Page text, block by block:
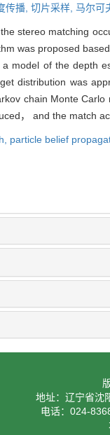
传播, 切片采样, 马尔可
stereo matching
was proposed
model of the depth
distribution was
chain Monte
， and the match
particle belief
地址：辽宁省沈
电话：024-